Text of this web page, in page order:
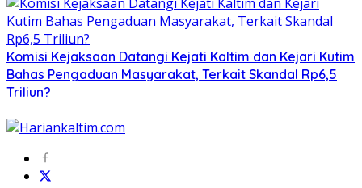
Komisi Kejaksaan Datangi Kejati Kaltim dan Kejari Kutim
Bahas Pengaduan Masyarakat, Terkait Skandal Rp6,5
Triliun?